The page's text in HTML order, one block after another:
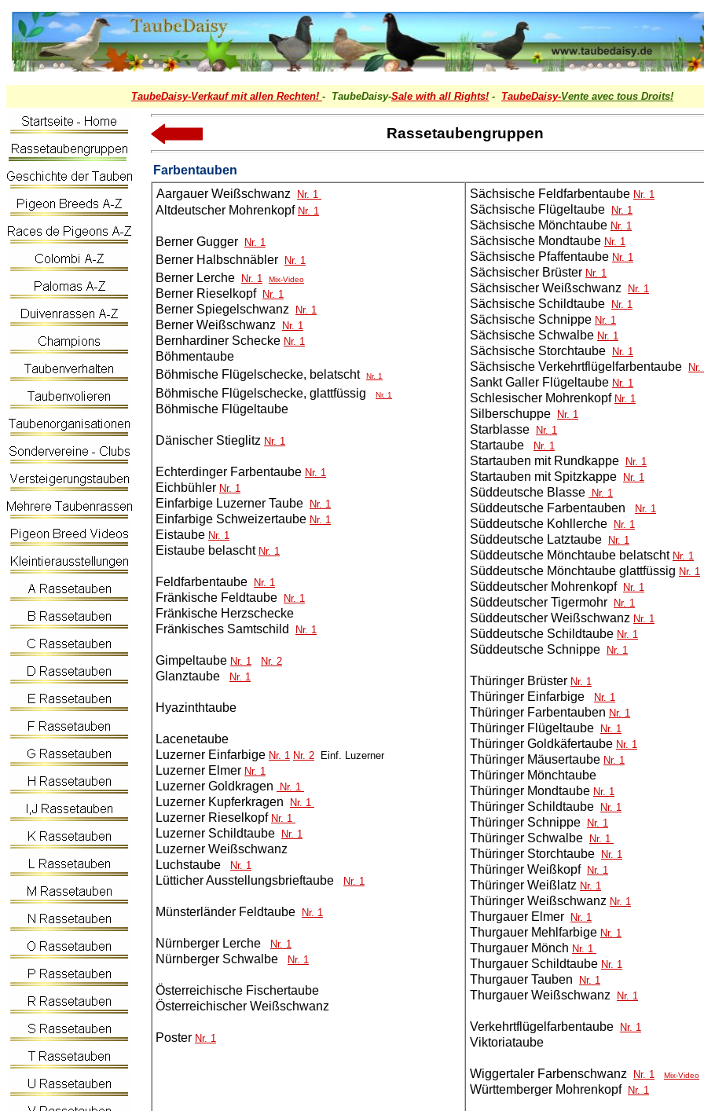
TaubeDaisy-Verkauf mit allen Rechten! - TaubeDaisy-Sale with all Rights! - TaubeDaisy-Vente avec tous Droits!
Rassetaubengruppen
Farbentauben
Aargauer Weißschwanz
Nr. 1
Altdeutscher Mohrenkopf Nr. 1
Berner Gugger Nr. 1
Berner Halbschnäbler Nr. 1
Berner Lerche Nr. 1 Mix-Video
Berner Rieselkopf Nr. 1
Berner Spiegelschwanz Nr. 1
Berner Weißschwanz Nr. 1
Bernhardiner Schecke Nr. 1
Böhmentaube
Böhmische Flügelschecke, belatscht
Nr. 1
Böhmische Flügelschecke, glattfüssig Nr. 1
Böhmische Flügeltaube
Dänischer Stieglitz Nr. 1
Echterdinger Farbentaube Nr. 1
Eichbühler Nr. 1
Einfarbige Luzerner Taube Nr. 1
Einfarbige Schweizertaube Nr. 1
Eistaube Nr. 1
Eistaube belascht Nr. 1
Feldfarbentaube Nr. 1
Fränkische Feldtaube Nr. 1
Fränkische Herzschecke
Fränkisches Samtschild
Nr. 1
Gimpeltaube Nr. 1 Nr. 2
Glanztaube Nr. 1
Hyazinthtaube
Lacenetaube
Luzerner Einfarbige Nr. 1 Nr. 2 Einf. Luzerner
Luzerner Elmer Nr. 1
Luzerner Goldkragen Nr. 1
Luzerner Kupferkragen Nr. 1
Luzerner Rieselkopf Nr. 1
Luzerner Schildtaube Nr. 1
Luzerner Weißschwanz
Luchstaube
Nr. 1
Lütticher Ausstellungsbrieftaube Nr. 1
Münsterländer Feldtaube Nr. 1
Nürnberger Lerche Nr. 1
Nürnberger Schwalbe Nr. 1
Österreichische Fischertaube
Österreichischer Weißschwanz
Poster Nr. 1
Sächsische Feldfarbentaube Nr. 1
Sächsische Flügeltaube Nr. 1
Sächsische Mönchtaube Nr. 1
Sächsische Mondtaube Nr. 1
Sächsische Pfaffentaube Nr. 1
Sächsischer Brüster Nr. 1
Sächsischer Weißschwanz Nr. 1
Sächsische Schildtaube Nr. 1
Sächsische Schnippe Nr. 1
Sächsische Schwalbe Nr. 1
Sächsische Storchtaube Nr. 1
Sächsische Verkehrtflügelfarbentaube Nr.
Sankt Galler Flügeltaube Nr. 1
Schlesischer Mohrenkopf Nr. 1
Silberschuppe Nr. 1
Starblasse Nr. 1
Startaube Nr. 1
Startauben mit Rundkappe Nr. 1
Startauben mit Spitzkappe Nr. 1
Süddeutsche Blasse Nr. 1
Süddeutsche Farbentauben Nr. 1
Süddeutsche Kohllerche Nr. 1
Süddeutsche Latztaube Nr. 1
Süddeutsche Mönchtaube belatscht Nr. 1
Süddeutsche Mönchtaube glattfüssig Nr. 1
Süddeutscher Mohrenkopf Nr. 1
Süddeutscher Tigermohr Nr. 1
Süddeutscher Weißschwanz Nr. 1
Süddeutsche Schildtaube Nr. 1
Süddeutsche Schnippe Nr. 1
Thüringer Brüster Nr. 1
Thüringer Einfarbige Nr. 1
Thüringer Farbentauben Nr. 1
Thüringer Flügeltaube Nr. 1
Thüringer Goldkäfertaube Nr. 1
Thüringer Mäusertaube Nr. 1
Thüringer Mönchtaube
Thüringer Mondtaube Nr. 1
Thüringer Schildtaube Nr. 1
Thüringer Schnippe Nr. 1
Thüringer Schwalbe Nr. 1
Thüringer Storchtaube Nr. 1
Thüringer Weißkopf Nr. 1
Thüringer Weißlatz Nr. 1
Thüringer Weißschwanz Nr. 1
Thurgauer Elmer Nr. 1
Thurgauer Mehlfarbige Nr. 1
Thurgauer Mönch Nr. 1
Thurgauer Schildtaube Nr. 1
Thurgauer Tauben Nr. 1
Thurgauer Weißschwanz Nr. 1
Verkehrtflügelfarbentaube Nr. 1
Viktoriataube
Wiggertaler Farbenschwanz Nr. 1 Mix-Video
Württemberger Mohrenkopf Nr. 1